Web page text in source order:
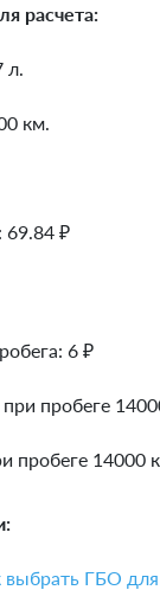
расчета:
л.
км.
69.84 ₽
6 ₽
пробеге
пробеге 14000
выбрать ГБО для